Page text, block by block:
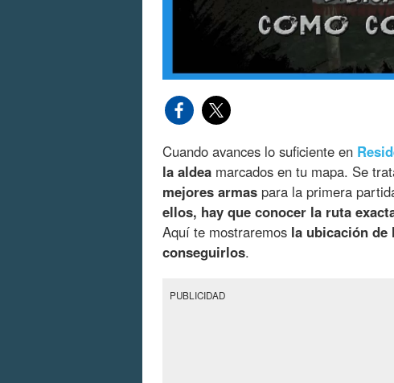
Cuando avances lo suficiente en
la aldea marcados en tu mapa. Se
mejores armas para la primera
ellos, hay que conocer la ruta
Aquí te mostraremos la ubicación de
conseguirlos.
PUBLICIDAD